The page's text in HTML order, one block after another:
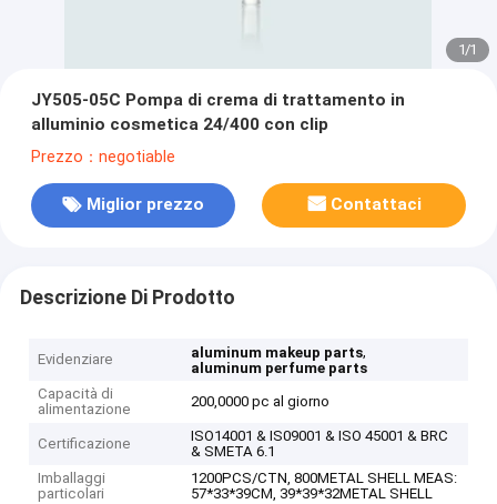
1/1
JY505-05C Pompa di crema di trattamento in
alluminio cosmetica 24/400 con clip
Prezzo：negotiable
Miglior prezzo Contattaci
Descrizione Di Prodotto
Evidenziare aluminum makeup parts,
aluminum perfume parts
Capacità di
alimentazione
200,0000 pc al giorno
Certificazione
ISO14001 & IS09001 & ISO 45001 & BRC
& SMETA 6.1
Imballaggi
particolari
1200PCS/CTN, 800METAL SHELL MEAS:
57*33*39CM, 39*39*32METAL SHELL